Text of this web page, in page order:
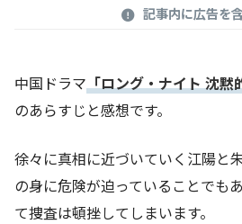
記事内に広告を
中国ドラマ「ロング・ナイト 沈黙
のあらすじと感想です。
徐々に真相に近づいていく江陽と
の身に危険が迫っていることでも
て捜査は頓挫してしまいます。